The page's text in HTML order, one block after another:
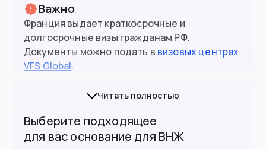
Важно
Франция выдает краткосрочные и
долгосрочные визы гражданам РФ.
Документы можно подать в визовых центрах
VFS Global.
Подробная информация обо всех типах виз и
официальном сайтеFrance-visas
Читать полностью
Выберите подходящее
для вас основание для ВНЖ